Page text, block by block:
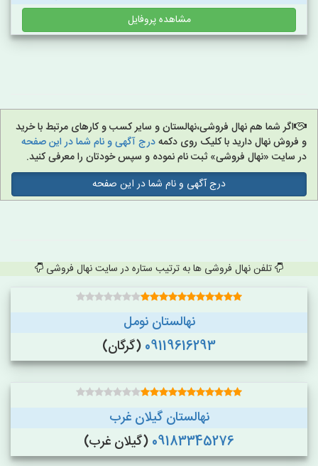
مشاهده پروفایل
اگر شما هم نهال فروشی،نهالستان و سایر کسب و کارهای مرتبط با خرید
و فروش نهال دارید با کلیک روی دکمهدرج آگهی و نام شما در این صفحه
در سایت «نهال فروشی» ثبت نام نموده و سپس خودتان را معرفی کنید.
درج آگهی و نام شما در این صفحه
تلفن نهال فروشی ها به ترتیب ستاره در سایت نهال فروشی
نهالستان نومل
09119616293 (گرگان)
نهالستان گیلان غرب
09183345276 (گیلان غرب)